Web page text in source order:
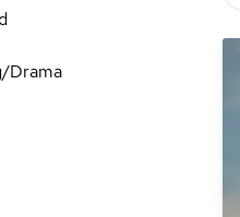
Drama